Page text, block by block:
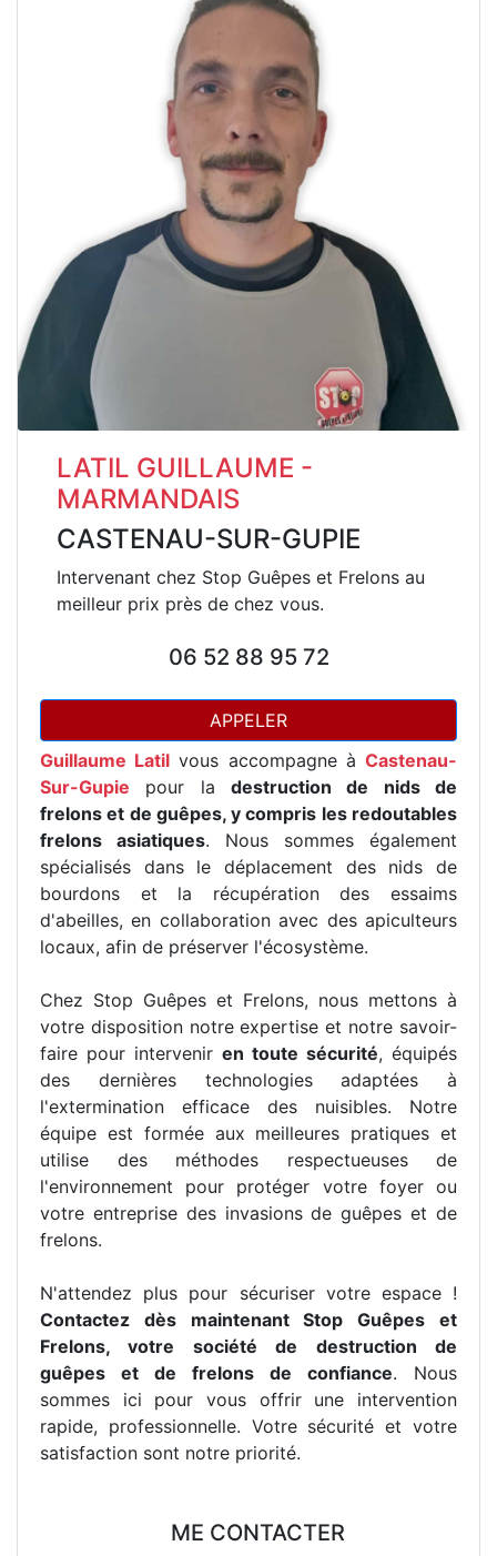
LATIL GUILLAUME -
MARMANDAIS
CASTENAU-SUR-GUPIE
Intervenant chez Stop Guêpes et Frelons au
meilleur prix près de chez vous.
06 52 88 95 72
APPELER
Guillaume Latil vous accompagne àCastenau-
Sur-Gupie pour la destruction de nids de
frelons et de guêpes, y compris les redoutables
frelons asiatiques. Nous sommes également
spécialisés dans le déplacement des nids de
bourdons et la récupération des essaims
d'abeilles, en collaboration avec des apiculteurs
locaux, afin de préserver l'écosystème.
Chez Stop Guêpes et Frelons, nous mettons à
votre disposition notre expertise et notre savoir-
faire pour intervenir en toute sécurité, équipés
des dernières technologies adaptées à
l'extermination efficace des nuisibles. Notre
équipe est formée aux meilleures pratiques et
utilise des méthodes respectueuses de
l'environnement pour protéger votre foyer ou
votre entreprise des invasions de guêpes et de
frelons.
N'attendez plus pour sécuriser votre espace !
Contactez dès maintenant Stop Guêpes et
Frelons, votre société de destruction de
guêpes et de frelons de confiance. Nous
sommes ici pour vous offrir une intervention
rapide, professionnelle. Votre sécurité et votre
satisfaction sont notre priorité.
ME CONTACTER